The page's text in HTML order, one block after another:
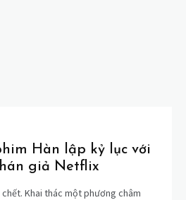
Hàn lập kỷ lục với
giả Netflix
Khai thác một phương châm